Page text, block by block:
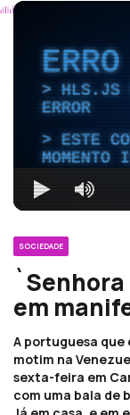
HLS.JS
ERROR
ESTE
MOMENTO
SOCIEDADE
em
A portuguesa
motim na
sexta-feira em
com uma bala de